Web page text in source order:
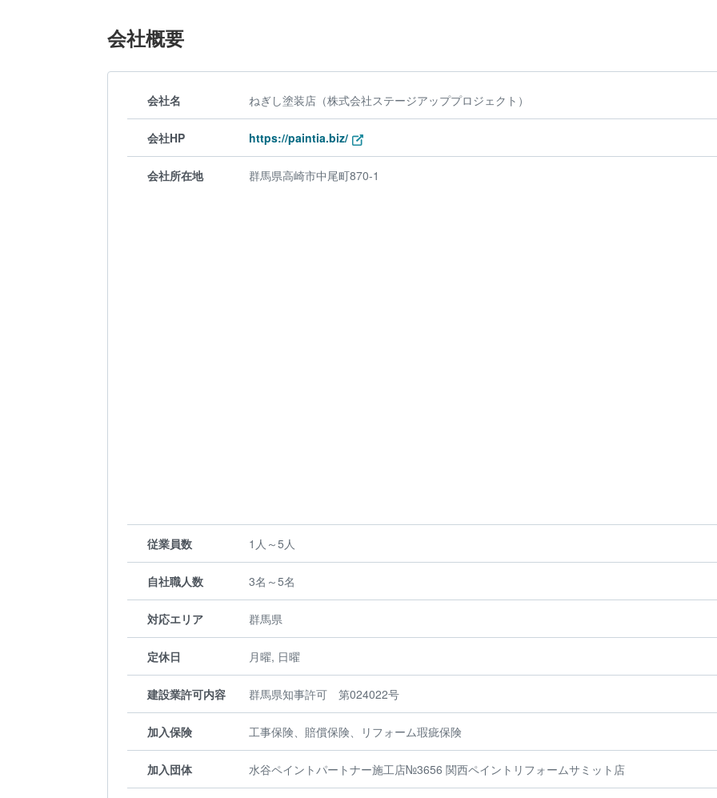
会社概要
会社名 ねぎし塗装店（株式会社ステージアッププロジェクト）
会社HP https://paintia.biz/
会社所在地 群馬県高崎市中尾町870-1
従業員数 1人～5人
自社職人数 3名～5名
対応エリア 群馬県
定休日 月曜, 日曜
建設業許可内容 群馬県知事許可 第024022号
加入保険 工事保険、賠償保険、リフォーム瑕疵保険
加入団体 水谷ペイントパートナー施工店№3656 関西ペイントリフォームサミット店